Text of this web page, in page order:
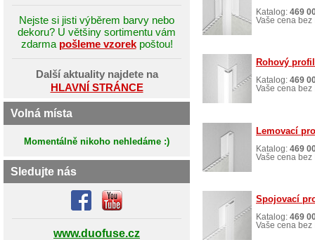
Katalog: 469
Vaše cena bez
Rohový
Katalog: 469
Vaše cena bez
Lemovací
Katalog: 469
Vaše cena bez
Spojovací
Katalog: 469
Vaše cena bez
Nejste si jisti výběrem barvy nebo
dekoru? U většiny sortimentu vám
zdarma pošleme vzorekpoštou!
Další aktuality najdete na
HLAVNÍ STRÁNCE
Volná místa
Momentálně nikoho nehledáme :)
Sledujte nás
www.duofuse.cz